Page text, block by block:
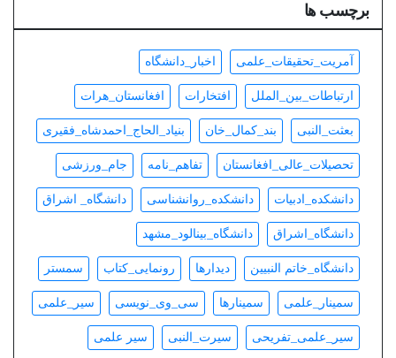
برچسب ها
آمریت_تحقیقات_علمی اخبار_دانشگاه
ارتباطات_بین_الملل افتخارات افغانستان_هرات
بعثت_النبی بند_کمال_خان بنیاد_الحاج_احمدشاه_فقیری
تحصیلات_عالی_افغانستان تفاهم_نامه جام_ورزشی
دانشکده_ادبیات دانشکده_روانشناسی دانشگاه_ اشراق
دانشگاه_اشراق دانشگاه_بینالود_مشهد
دانشگاه_خاتم النبیین دیدارها رونمایی_کتاب سمستر
سمینار_علمی سمینارها سی_وی_نویسی سیر_علمی
سیر_علمی_تفریحی سیرت_النبی سیر علمی